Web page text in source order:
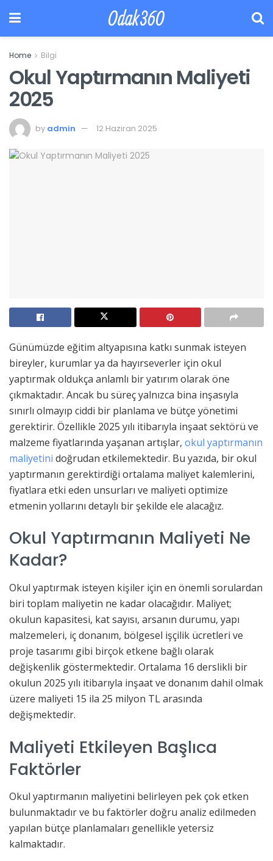
Odak360
Home Bilgi
Okul Yaptırmanın Maliyeti
2025
by admin 12 Haziran 2025
Günümüzde eğitim altyapısına katkı sunmak isteyen
bireyler, kurumlar ya da hayırseverler için okul
yaptırmak oldukça anlamlı bir yatırım olarak öne
çıkmaktadır. Ancak bu süreç yalnızca bina inşasıyla
sınırlı olmayıp ciddi bir planlama ve bütçe yönetimi
gerektirir. Özellikle 2025 yılı itibarıyla inşaat sektörü ve
malzeme fiyatlarında yaşanan artışlar, okul yaptırmanın
maliyetini doğrudan etkilemektedir. Bu yazıda, bir okul
yaptırmanın gerektirdiği ortalama maliyet kalemlerini,
fiyatlara etki eden unsurları ve maliyeti optimize
etmenin yollarını detaylı bir şekilde ele alacağız.
Okul Yaptırmanın Maliyeti Ne
Kadar?
Okul yaptırmak isteyen kişiler için en önemli sorulardan
biri toplam maliyetin ne kadar olacağıdır. Maliyet;
okulun kapasitesi, kat sayısı, arsanın durumu, yapı
malzemeleri, iç donanım, bölgesel işçilik ücretleri ve
proje tasarımı gibi birçok etkene bağlı olarak
değişkenlik göstermektedir. Ortalama 16 derslikli bir
okulun 2025 yılı itibarıyla inşaat ve donanım dahil olmak
üzere maliyeti 15 ila 25 milyon TL arasında
değişmektedir.
Maliyeti Etkileyen Başlıca
Faktörler
Okul yaptırmanın maliyetini belirleyen pek çok etken
bulunmaktadır ve bu faktörler doğru analiz edilmeden
yapılan bütçe planlamaları genellikle yetersiz
kalmaktadır.